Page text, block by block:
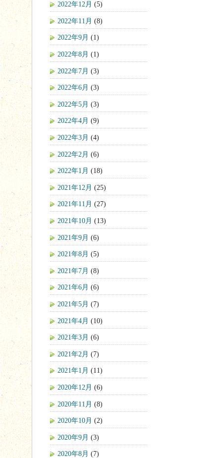
2022年12月 (5)
2022年11月 (8)
2022年9月 (1)
2022年8月 (1)
2022年7月 (3)
2022年6月 (3)
2022年5月 (3)
2022年4月 (9)
2022年3月 (4)
2022年2月 (6)
2022年1月 (18)
2021年12月 (25)
2021年11月 (27)
2021年10月 (13)
2021年9月 (6)
2021年8月 (5)
2021年7月 (8)
2021年6月 (6)
2021年5月 (7)
2021年4月 (10)
2021年3月 (6)
2021年2月 (7)
2021年1月 (11)
2020年12月 (6)
2020年11月 (8)
2020年10月 (2)
2020年9月 (3)
2020年8月 (7)